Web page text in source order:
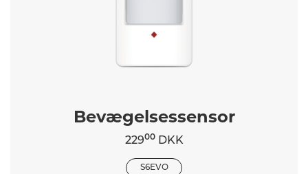
Bevægelsessensor
22900DKK
S6EVO